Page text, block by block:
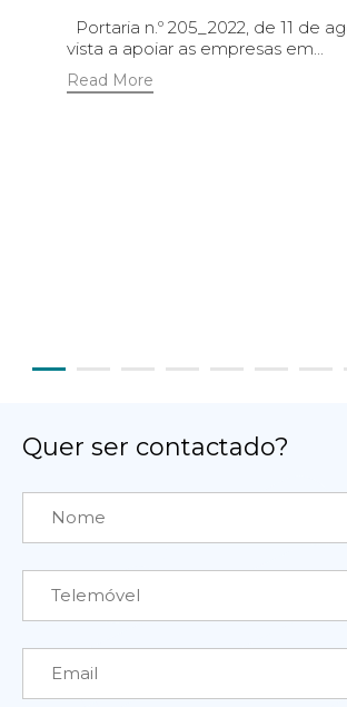
Portaria n.º 205_2022, de 11 de
vista a apoiar as empresas em...
Read More
Quer ser contactado?